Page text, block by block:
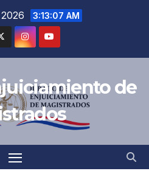
3:13:07 AM
de